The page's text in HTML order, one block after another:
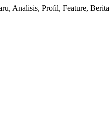
Analisis, Profil, Feature,